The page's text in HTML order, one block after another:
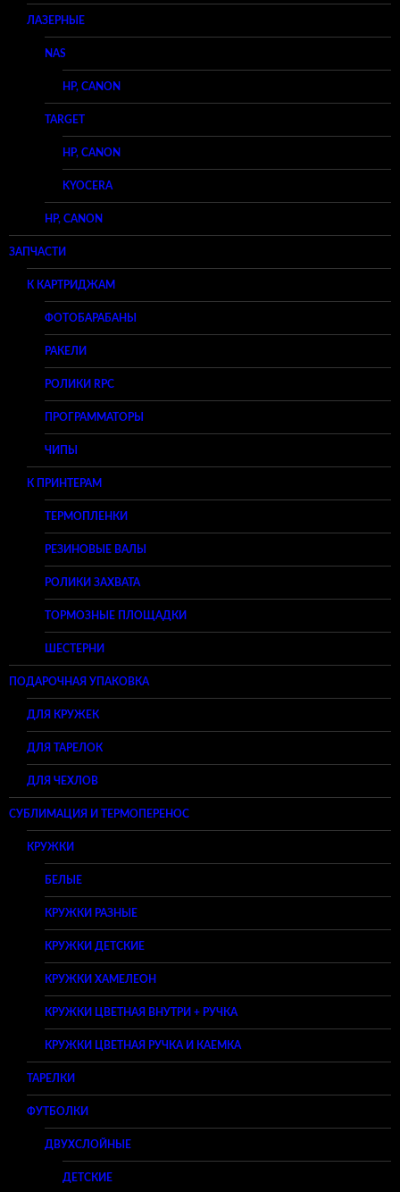
ЛАЗЕРНЫЕ
NAS
HP, CANON
TARGET
HP, CANON
KYOCERA
HP, CANON
ЗАПЧАСТИ
К КАРТРИДЖАМ
ФОТОБАРАБАНЫ
РАКЕЛИ
РОЛИКИ RPC
ПРОГРАММАТОРЫ
ЧИПЫ
К ПРИНТЕРАМ
ТЕРМОПЛЕНКИ
РЕЗИНОВЫЕ ВАЛЫ
РОЛИКИ ЗАХВАТА
ТОРМОЗНЫЕ ПЛОЩАДКИ
ШЕСТЕРНИ
ПОДАРОЧНАЯ УПАКОВКА
ДЛЯ КРУЖЕК
ДЛЯ ТАРЕЛОК
ДЛЯ ЧЕХЛОВ
СУБЛИМАЦИЯ И ТЕРМОПЕРЕНОС
КРУЖКИ
БЕЛЫЕ
КРУЖКИ РАЗНЫЕ
КРУЖКИ ДЕТСКИЕ
КРУЖКИ ХАМЕЛЕОН
КРУЖКИ ЦВЕТНАЯ ВНУТРИ + РУЧКА
КРУЖКИ ЦВЕТНАЯ РУЧКА И КАЕМКА
ТАРЕЛКИ
ФУТБОЛКИ
ДВУХСЛОЙНЫЕ
ДЕТСКИЕ